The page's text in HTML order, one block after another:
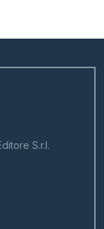
S.r.l.